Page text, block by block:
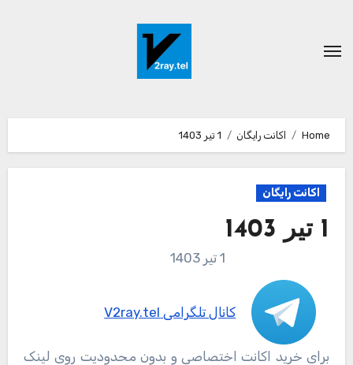
content
Home اکانت رایگان 1 تیر 1403
اکانت رایگان
1 تیر 1403
1 تیر 1403
کانال تلگرامی V2ray.tel
برای خرید اکانت اختصاصی و بدون محدودیت روی لینک